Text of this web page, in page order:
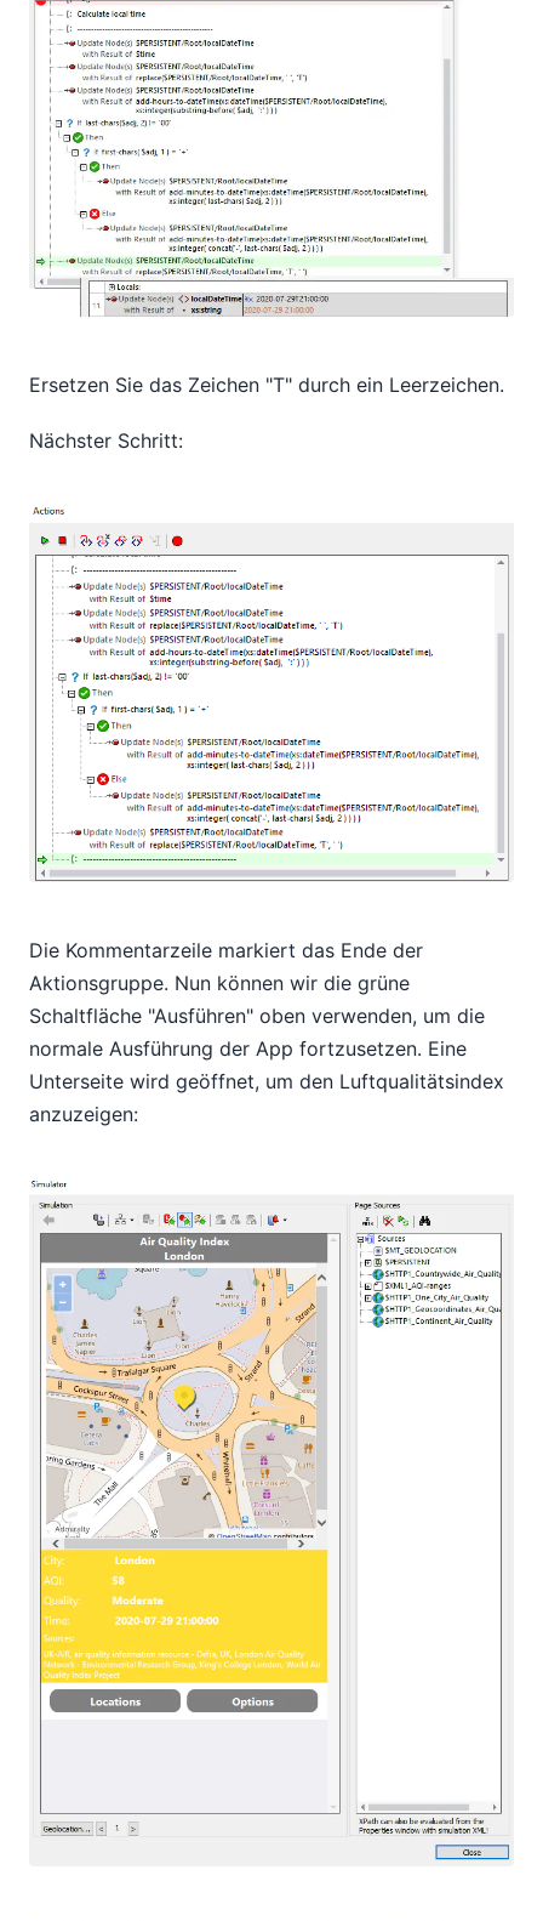
Ersetzen Sie das Zeichen "T" durch ein Leerzeichen.
Nächster Schritt:
Die Kommentarzeile markiert das Ende der
Aktionsgruppe. Nun können wir die grüne
Schaltfläche "Ausführen" oben verwenden, um die
normale Ausführung der App fortzusetzen. Eine
Unterseite wird geöffnet, um den Luftqualitätsindex
anzuzeigen: